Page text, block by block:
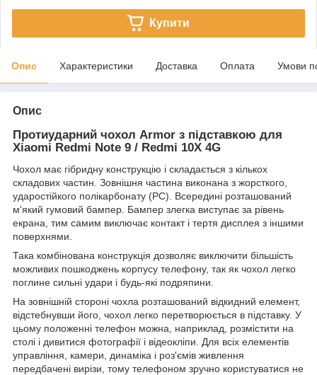
Купити
Опис Характеристики Доставка Оплата Умови
Опис
Протиударний чохол Armor з підставкою для
Xiaomi Redmi Note 9 / Redmi 10X 4G
Чохол має гібридну конструкцію і складається з кількох
складових частин. Зовнішня частина виконана з жорсткого,
ударостійкого полікарбонату (PC). Всередині розташований
м'який гумовий бампер. Бампер злегка виступає за рівень
екрана, тим самим виключає контакт і тертя дисплея з іншими
поверхнями.
Така комбінована конструкція дозволяє виключити більшість
можливих пошкоджень корпусу телефону, так як чохол легко
поглине сильні удари і будь-які подряпини.
На зовнішній стороні чохла розташований відкидний елемент,
відстебнувши його, чохол легко перетворюється в підставку. У
цьому положенні телефон можна, наприклад, розмістити на
столі і дивитися фотографії і відеокліпи. Для всіх елементів
управління, камери, динаміка і роз'ємів живлення
передбачені вирізи, тому телефоном зручно користуватися не